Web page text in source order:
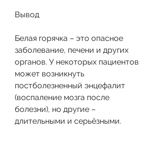
Вывод
Белая горячка – это опасное
заболевание, печени и других
органов. У некоторых пациентов
может возникнуть
постболезненный энцефалит
(воспаление мозга после
болезни), но другие –
длительными и серьёзными.